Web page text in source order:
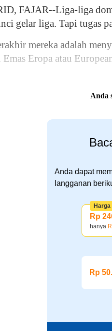
FAJAR--Liga-liga
gelar liga. Tapi tugas
mereka adalah
Emas Eropa atau
Anda
Anda dapat
langganan
Rp
hanya
Rp